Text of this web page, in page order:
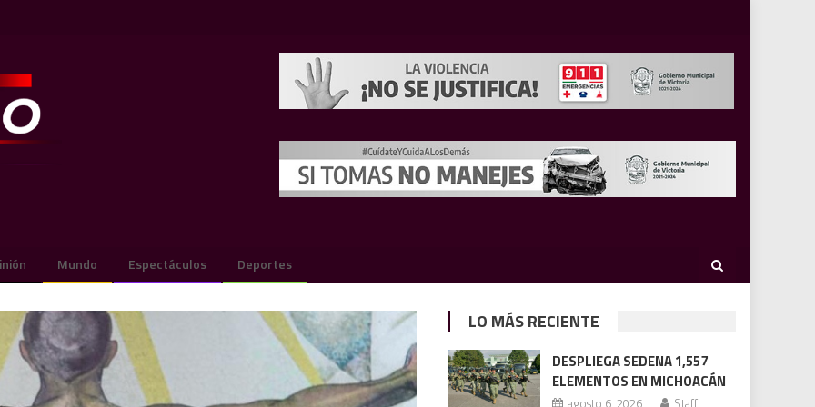
Mundo Espectáculos Deportes
LO MÁS RECIENTE
DESPLIEGA SEDENA 1,557
ELEMENTOS EN MICHOACÁN
agosto 6, 2026 Staff